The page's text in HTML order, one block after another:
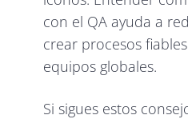
con el QA ayuda a
crear procesos
equipos globales.
Si sigues estos